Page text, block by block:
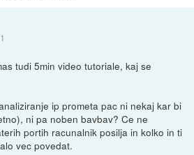
tudi 5min video tutoriale, kaj se
ip prometa pac ni nekaj kar bi
ni pa noben bavbav? Ce ne
portih racunalnik posilja in kolko in ti
vec povedat.